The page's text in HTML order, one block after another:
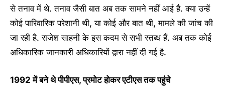
से तनाव में थे. तनाव जैसी बात अब तक सामने नहीं आई है. क्या उन्हें
कोई पारिवारिक परेशानी थी, या कोई और बात थी, मामले की जांच की
जा रही है. राजेश साहनी के इस कदम से सभी स्तब्ध हैं. अब तक कोई
अधिकारिक जानकारी अधिकारियों द्वारा नहीं दी गई है.
1992 में बने थे पीपीएस, प्रमोट होकर एटीएस तक पहुंचे